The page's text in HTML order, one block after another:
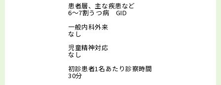
患者層、主な疾患など
6～7割うつ病 GID
一般内科外来
なし
児童精神対応
なし
初診患者1名あたり診察時間
30分